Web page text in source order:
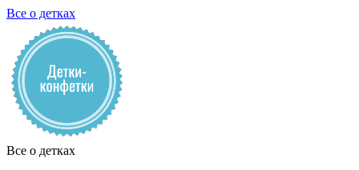
Все о детках
Все о детках